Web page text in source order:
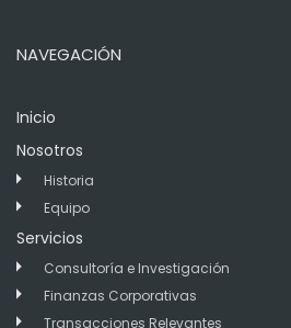
NAVEGACIÓN
Inicio
Nosotros
Historia
Equipo
Servicios
Consultoría e Investigación
Finanzas Corporativas
Transacciones Relevantes